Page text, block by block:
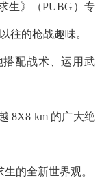
生》（PUBG）专
往的枪战趣味。
配战术、运用武
8X8 km 的广大绝
的全新世界观。